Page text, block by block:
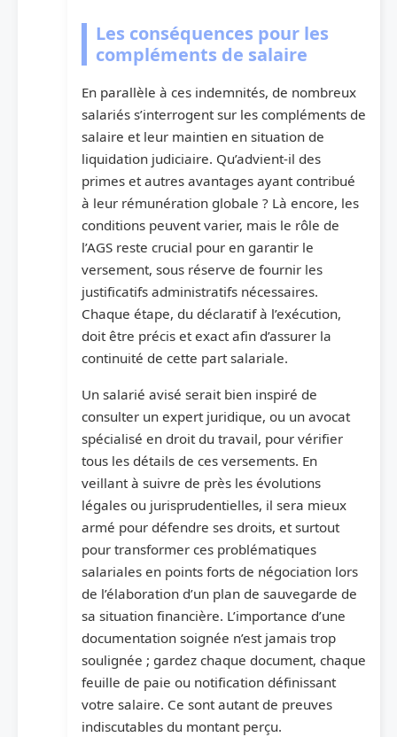
Les conséquences pour les
compléments de salaire
En parallèle à ces indemnités, de nombreux
salariés s’interrogent sur les compléments de
salaire et leur maintien en situation de
liquidation judiciaire. Qu’advient-il des
primes et autres avantages ayant contribué
à leur rémunération globale ? Là encore, les
conditions peuvent varier, mais le rôle de
l’AGS reste crucial pour en garantir le
versement, sous réserve de fournir les
justificatifs administratifs nécessaires.
Chaque étape, du déclaratif à l’exécution,
doit être précis et exact afin d’assurer la
continuité de cette part salariale.
Un salarié avisé serait bien inspiré de
consulter un expert juridique, ou un avocat
spécialisé en droit du travail, pour vérifier
tous les détails de ces versements. En
veillant à suivre de près les évolutions
légales ou jurisprudentielles, il sera mieux
armé pour défendre ses droits, et surtout
pour transformer ces problématiques
salariales en points forts de négociation lors
de l’élaboration d’un plan de sauvegarde de
sa situation financière. L’importance d’une
documentation soignée n’est jamais trop
soulignée ; gardez chaque document, chaque
feuille de paie ou notification définissant
votre salaire. Ce sont autant de preuves
indiscutables du montant perçu.